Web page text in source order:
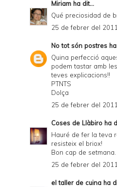
Miriam ha dit...
Qué preciosidad de
25 de febrer del
No tot són postres
Quina perfecció
podem tastar amb
teves explicacions!!
PTNTS
Dolça
25 de febrer del
Coses de Llàbiro ha
Hauré de fer la teva
resisteix el briox!
Bon cap de setmana.
25 de febrer del
el taller de cuina ha